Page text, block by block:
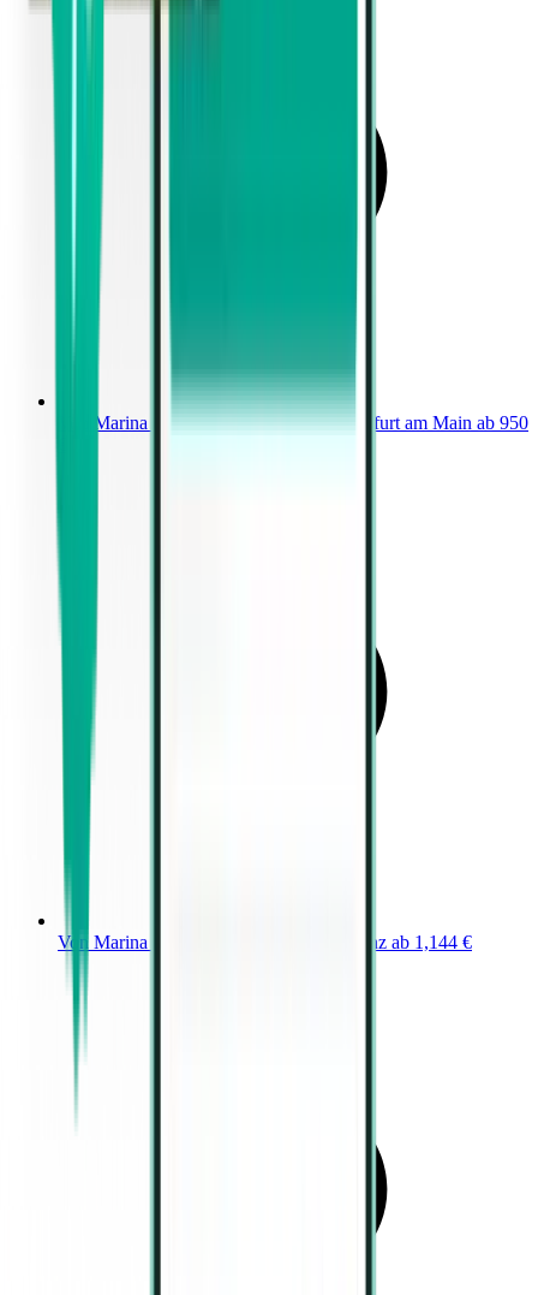
Von Marina di Campo (EBA) nach Frankfurt am Main ab 950
Von Marina di Campo (EBA) nach Florenz ab 1,144 €